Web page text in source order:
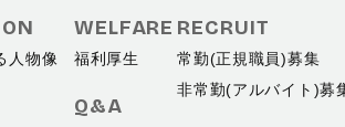
人物像
WELFARE
福利厚生
Q&A
RECRUIT
常勤(正規職員)募集
非常勤(アルバイト)募